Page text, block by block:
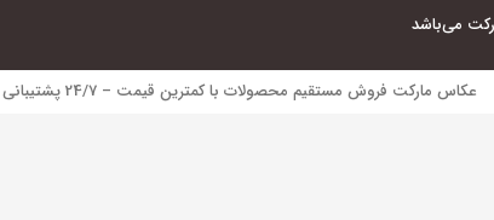
می‌باشد
عکاس مارکت فروش مستقیم محصولات با کمترین قیمت – 24/7 پشتیبانی – خرید آسان با پرداخت الکترونیک